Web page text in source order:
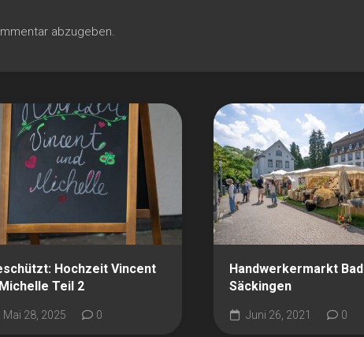
abzugeben.
Hochzeit Vincent
Teil 2
Mai 28, 2025 0
Handwerkermarkt Bad
Säckingen
Juni 26, 2021 0